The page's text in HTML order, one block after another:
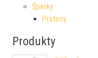
Šperky
Prsteny
Produkty